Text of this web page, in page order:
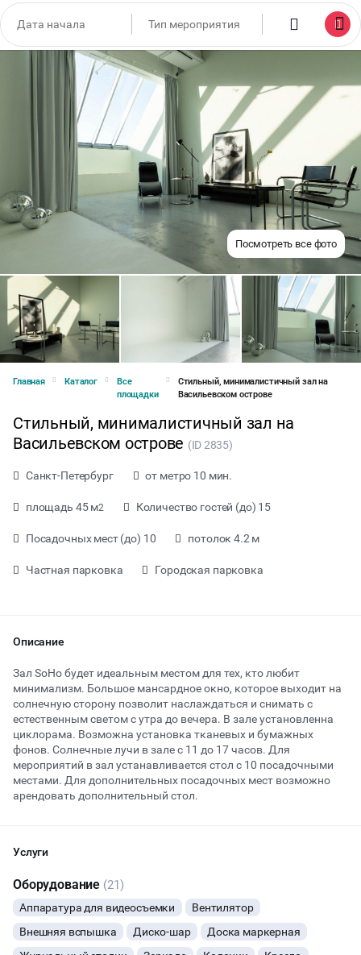
Посмотреть все фото
Главная Каталог
Все
площадки
Стильный, минималистичный зал на
Васильевском острове
Стильный, минималистичный зал на
Васильевском острове (ID 2835)
Санкт-Петербург от метро 10 мин.
площадь 45 м2 Количество гостей (до) 15
Посадочных мест (до) 10 потолок 4.2 м
Частная парковка Городская парковка
Описание
Зал SoHo будет идеальным местом для тех, кто любит
минимализм. Большое мансардное окно, которое выходит на
солнечную сторону позволит наслаждаться и снимать с
естественным светом с утра до вечера. В зале установленна
циклорама. Возможна установка тканевых и бумажных
фонов. Солнечные лучи в зале с 11 до 17 часов. Для
мероприятий в зал устанавливается стол с 10 посадочными
местами. Для дополнительных посадочных мест возможно
арендовать дополнительный стол.
Услуги
Оборудование (21)
Аппаратура для видеосъемки
Вентилятор
Внешняя вспышка
Диско-шар
Доска маркерная
от 1800 ₽ за час
Тип мероприятия
ВЕЧЕРИНКИ
ДЕТСКИЕ ПРАЗДНИКИ
СВАДЬБЫ
Начало Окончание
ДАННЫЙ ЛОФТ СЕЙЧАС НЕ АКТИВЕН